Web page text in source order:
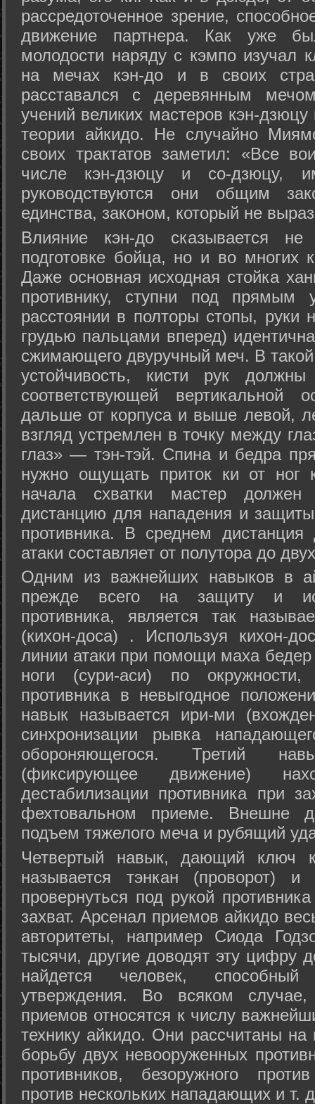
рассредоточенное зрение,
движение партнера. Как уже
молодости наряду с кэмпо изучал
на мечах кэн-до и в своих
расставался с деревянным
учений великих мастеров кэн-
теории айкидо. Не случайно
своих трактатов заметил: «Все
числе кэн-дзюцу и со-дзюцу,
руководствуются они общим
единства, законом, который не
Влияние кэн-до сказывается не
подготовке бойца, но и во многих
Даже основная исходная стойка
противнику, ступни под прямым
расстоянии в полторы стопы, руки
грудью пальцами вперед)
сжимающего двуручный меч. В
устойчивость, кисти рук
соответствующей
дальше от корпуса и выше левой,
взгляд устремлен в точку между
глаз» — тэн-тэй. Спина и бедра
нужно ощущать приток ки от
начала схватки мастер должен
дистанцию для нападения и
противника. В среднем
атаки составляет от полутора до
Одним из важнейших навыков в
прежде всего на защиту и
противника, является так
(кихон-доса) . Используя кихон-
линии атаки при помощи маха
ноги (сури-аси) по
противника в невыгодное
навык называется ири-ми
синхронизации рывка
обороняющегося. Третий
(фиксирующее движение)
дестабилизации противника при
фехтовальном приеме. Внешне
подъем тяжелого меча и рубящий
Четвертый навык, дающий ключ
называется тэнкан (проворот)
провернуться под рукой
захват. Арсенал приемов айкидо
авторитеты, например Сиода
тысячи, другие доводят эту цифру
найдется человек,
утверждения. Во всяком
приемов относятся к числу
технику айкидо. Они рассчитаны
борьбу двух невооруженных
противников, безоружного
против нескольких нападающих и т.